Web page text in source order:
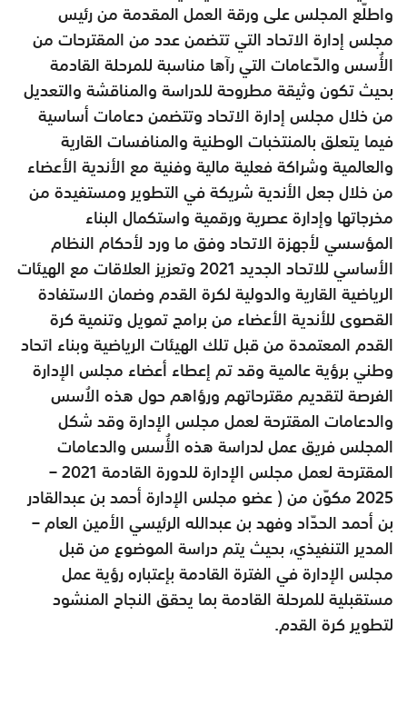
واطلّع المجلس على ورقة العمل المقدمة من رئيس
مجلس إدارة الاتحاد التي تتضمن عدد من المقترحات من
الأُسس والدّعامات التي رآها مناسبة للمرحلة القادمة
بحيث تكون وثيقة مطروحة للدراسة والمناقشة والتعديل
من خلال مجلس إدارة الاتحاد وتتضمن دعامات أساسية
فيما يتعلق بالمنتخبات الوطنية والمنافسات القارية
والعالمية وشراكة فعلية مالية وفنية مع الأندية الأعضاء
من خلال جعل الأندية شريكة في التطوير ومستفيدة من
مخرجاتها وإدارة عصرية ورقمية واستكمال البناء
المؤسسي لأجهزة الاتحاد وفق ما ورد لأحكام النظام
الأساسي للاتحاد الجديد 2021 وتعزيز العلاقات مع الهيئات
الرياضية القارية والدولية لكرة القدم وضمان الاستفادة
القصوى للأندية الأعضاء من برامج تمويل وتنمية كرة
القدم المعتمدة من قبل تلك الهيئات الرياضية وبناء اتحاد
وطني برؤية عالمية وقد تم إعطاء أعضاء مجلس الإدارة
الفرصة لتقديم مقترحاتهم ورؤاهم حول هذه الاُسس
والدعامات المقترحة لعمل مجلس الإدارة وقد شكل
المجلس فريق عمل لدراسة هذه الأُسس والدعامات
المقترحة لعمل مجلس الإدارة للدورة القادمة 2021 –
2025 مكوّن من ( عضو مجلس الإدارة أحمد بن عبدالقادر
بن أحمد الحدّاد وفهد بن عبدالله الرئيسي الأمين العام –
المدير التنفيذي، بحيث يتم دراسة الموضوع من قبل
مجلس الإدارة في الفترة القادمة بإعتباره رؤية عمل
مستقبلية للمرحلة القادمة بما يحقق النجاح المنشود
لتطوير كرة القدم.